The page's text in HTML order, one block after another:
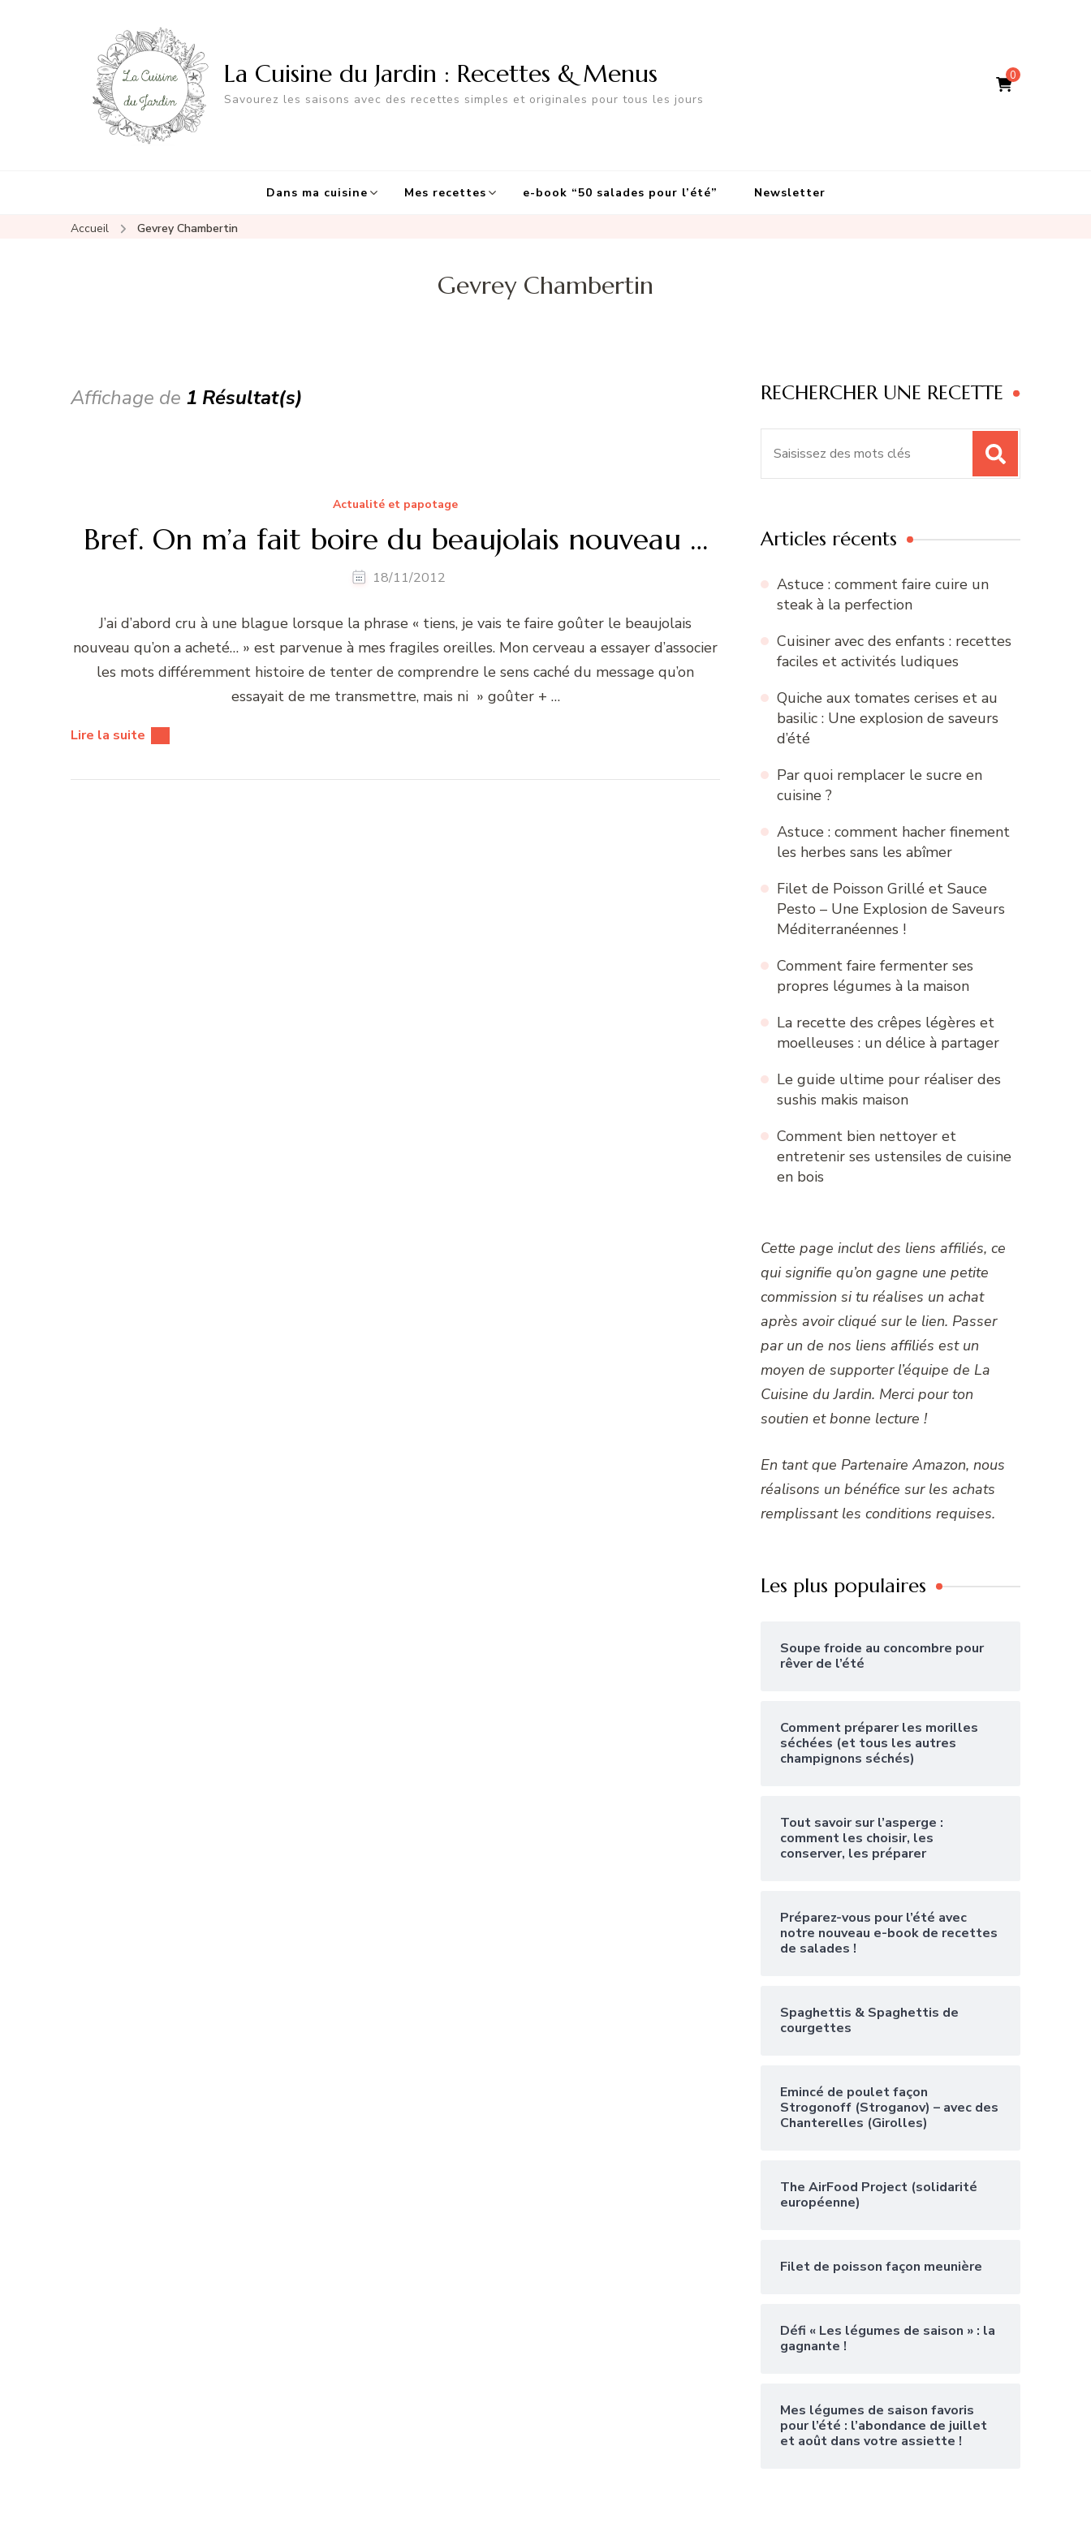
0
La Cuisine du Jardin : Recettes & Menus
Savourez les saisons avec des recettes simples et originales pour tous les jours
Dans ma cuisine Mes recettes e-book “50 salades pour l’été” Newsletter
Accueil Gevrey Chambertin
Gevrey Chambertin
Affichage de 1 Résultat(s)
Actualité et papotage
Bref. On m’a fait boire du beaujolais nouveau …
18/11/2012
J’ai d’abord cru à une blague lorsque la phrase « tiens, je vais te faire goûter le beaujolais
nouveau qu’on a acheté… » est parvenue à mes fragiles oreilles. Mon cerveau a essayer d’associer
les mots différemment histoire de tenter de comprendre le sens caché du message qu’on
essayait de me transmettre, mais ni » goûter + …
Lire la suite
RECHERCHER UNE RECETTE
Articles récents
Astuce : comment faire cuire un
steak à la perfection
Cuisiner avec des enfants : recettes
faciles et activités ludiques
Quiche aux tomates cerises et au
basilic : Une explosion de saveurs
d’été
Par quoi remplacer le sucre en
cuisine ?
Astuce : comment hacher finement
les herbes sans les abîmer
Filet de Poisson Grillé et Sauce
Pesto – Une Explosion de Saveurs
Méditerranéennes !
Comment faire fermenter ses
propres légumes à la maison
La recette des crêpes légères et
moelleuses : un délice à partager
Le guide ultime pour réaliser des
sushis makis maison
Comment bien nettoyer et
entretenir ses ustensiles de cuisine
en bois
Cette page inclut des liens affiliés, ce
qui signifie qu’on gagne une petite
commission si tu réalises un achat
après avoir cliqué sur le lien. Passer
par un de nos liens affiliés est un
moyen de supporter l’équipe de La
Cuisine du Jardin. Merci pour ton
soutien et bonne lecture !
En tant que Partenaire Amazon, nous
réalisons un bénéfice sur les achats
remplissant les conditions requises.
Les plus populaires
Soupe froide au concombre pour
rêver de l’été
Comment préparer les morilles
séchées (et tous les autres
champignons séchés)
Tout savoir sur l’asperge :
comment les choisir, les
conserver, les préparer
Préparez-vous pour l’été avec
notre nouveau e-book de recettes
de salades !
Spaghettis & Spaghettis de
courgettes
Emincé de poulet façon
Strogonoff (Stroganov) – avec des
Chanterelles (Girolles)
The AirFood Project (solidarité
européenne)
Filet de poisson façon meunière
Défi « Les légumes de saison » : la
gagnante !
Mes légumes de saison favoris
pour l’été : l’abondance de juillet
et août dans votre assiette !